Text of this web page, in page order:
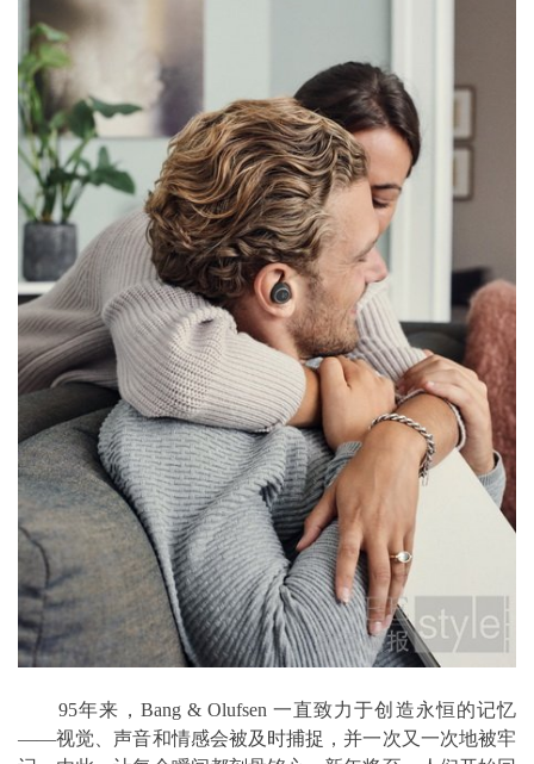
95年来，Bang & Olufsen 一直致力于创造永恒的记忆
——视觉、声音和情感会被及时捕捉，并一次又一次地被牢